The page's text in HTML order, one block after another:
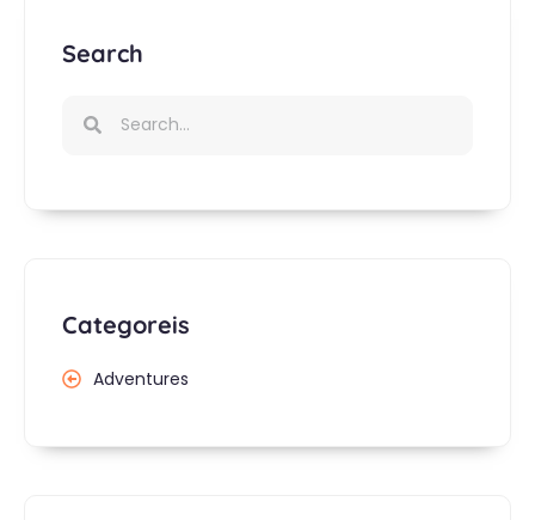
Search
Categoreis
Adventures